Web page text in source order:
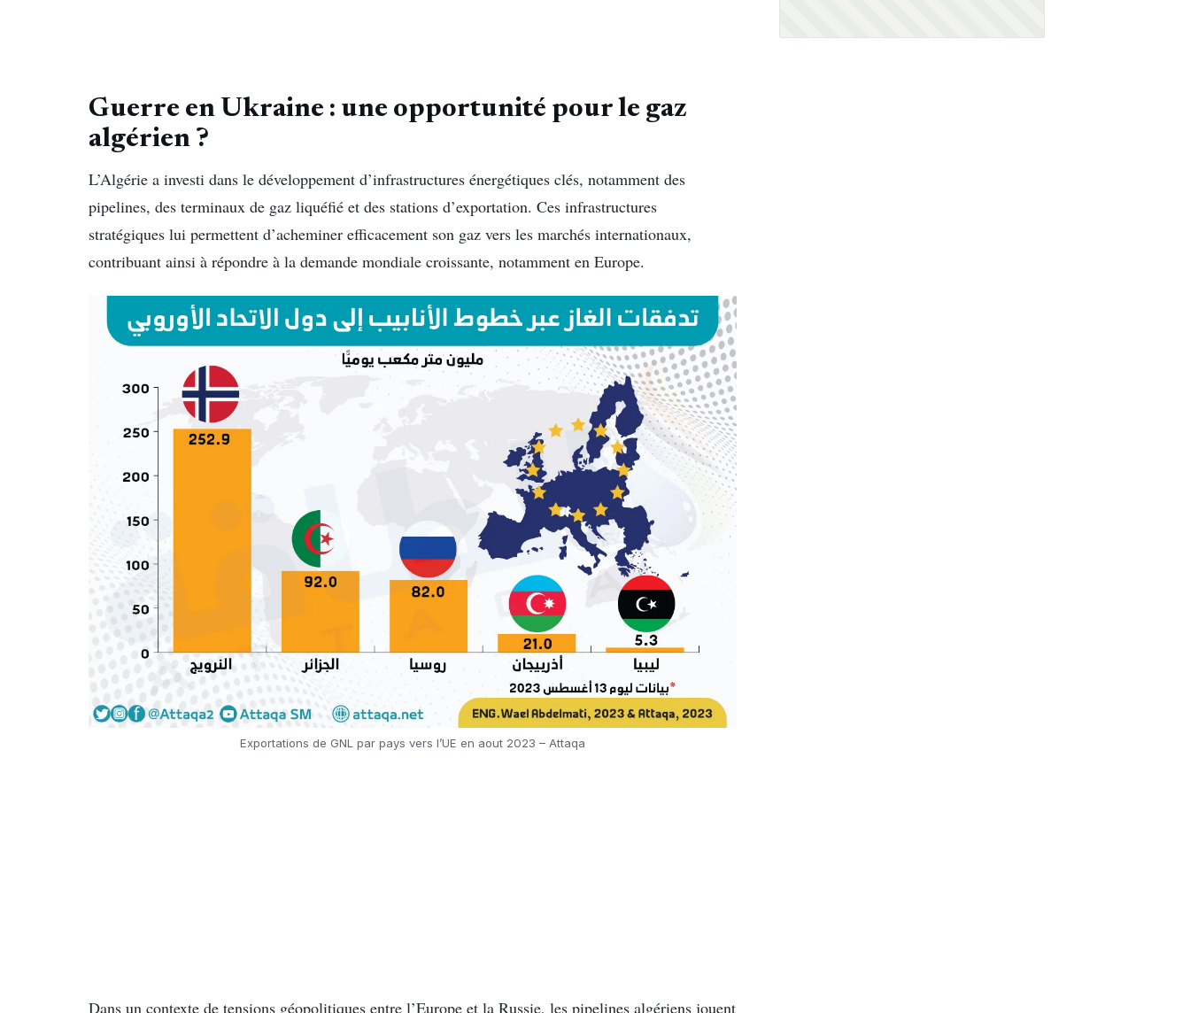
Guerre en Ukraine : une opportunité pour le gaz
algérien ?
L’Algérie a investi dans le développement d’infrastructures énergétiques clés, notamment des
pipelines, des terminaux de gaz liquéfié et des stations d’exportation. Ces infrastructures
stratégiques lui permettent d’acheminer efficacement son gaz vers les marchés internationaux,
contribuant ainsi à répondre à la demande mondiale croissante, notamment en Europe.
Exportations de GNL par pays vers l’UE en aout 2023 – Attaqa
Dans un contexte de tensions géopolitiques entre l’Europe et la Russie, les pipelines algériens jouent